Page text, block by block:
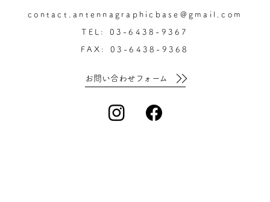
contact.antennagraphicbase@gmail.com
TEL: 03-6438-9367
FAX: 03-6438-9368
お問い合わせフォーム